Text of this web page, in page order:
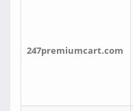
247premiumcart.com